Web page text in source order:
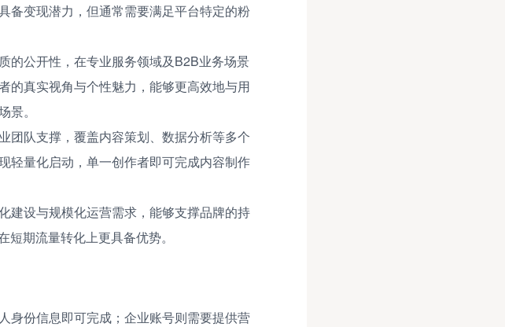
备变现潜力，但通常需要满足平台特定的粉
的公开性，在专业服务领域及B2B业务场景
的真实视角与个性魅力，能够更高效地与用
。
团队支撑，覆盖内容策划、数据分析等多个
轻量化启动，单一创作者即可完成内容制作
建设与规模化运营需求，能够支撑品牌的持
期流量转化上更具备优势。
身份信息即可完成；企业账号则需要提供营